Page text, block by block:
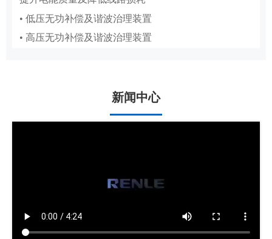
• 低压无功补偿及谐波治理装置
• 高压无功补偿及谐波治理装置
新闻中心